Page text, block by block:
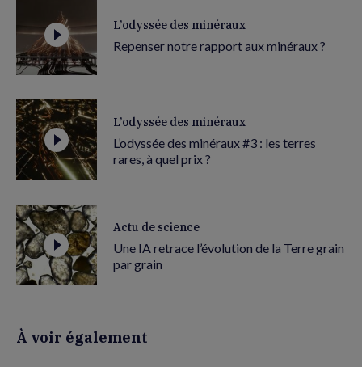
L’odyssée des minéraux
Repenser notre rapport aux minéraux ?
L’odyssée des minéraux
L’odyssée des minéraux #3 : les terres
rares, à quel prix ?
Actu de science
Une IA retrace l’évolution de la Terre grain
par grain
À voir également